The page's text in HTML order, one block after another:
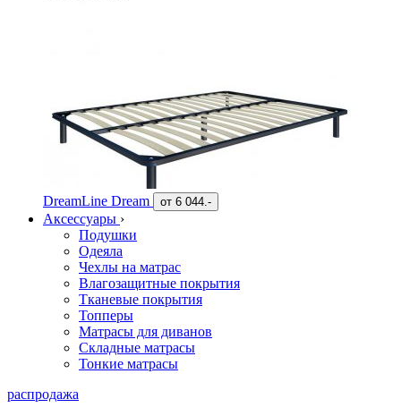
DreamLine Dream от 6 044.-
Аксессуары ›
Подушки
Одеяла
Чехлы на матрас
Влагозащитные покрытия
Тканевые покрытия
Топперы
Матрасы для диванов
Складные матрасы
Тонкие матрасы
распродажа